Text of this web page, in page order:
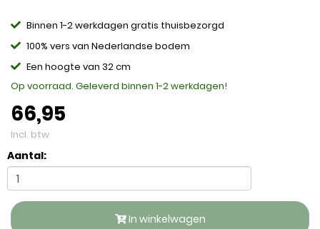
Binnen 1-2 werkdagen gratis thuisbezorgd
100% vers van Nederlandse bodem
Een hoogte van 32 cm
Op voorraad. Geleverd binnen 1-2 werkdagen!
66,95
Incl. btw
Aantal:
In winkelwagen